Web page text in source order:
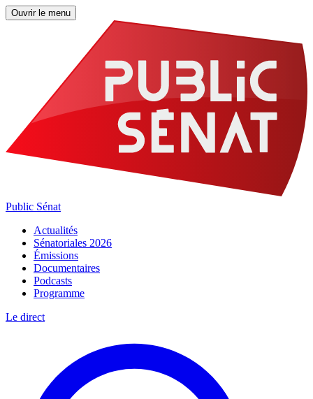
Ouvrir le menu
Public Sénat
Actualités
Sénatoriales 2026
Émissions
Documentaires
Podcasts
Programme
Le direct